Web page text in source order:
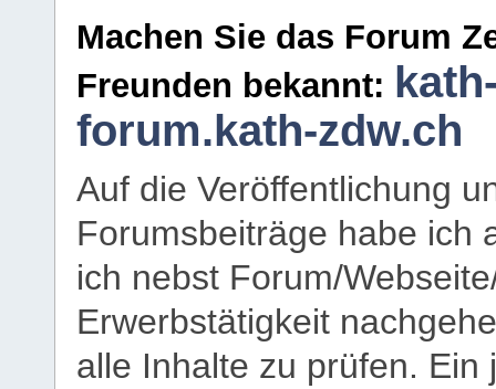
Machen Sie das Forum
Freunden bekannt:
forum.kath-zdw.ch
Auf die Veröffentlichung
Forumsbeiträge habe ich
ich nebst Forum/
Erwerbstätigkeit
alle Inhalte zu prüfen.